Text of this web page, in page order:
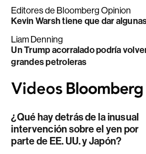
Editores de Bloomberg Opinion
Kevin Warsh tiene que dar
Liam Denning
Un Trump acorralado podría
grandes petroleras
¿Qué hay detrás de la inusual
intervención sobre el yen por
parte de EE. UU. y Japón?